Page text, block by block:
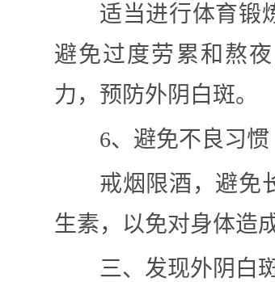
适当进行体育锻
避免过度劳累和熬
力，预防外阴白斑。
6、避免不良习惯
戒烟限酒，避免
生素，以免对身体造
三、发现外阴白